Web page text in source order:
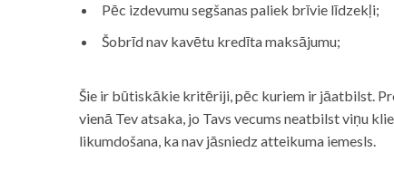
Pēc izdevumu segšanas paliek brīvie līdzekļi;
Šobrīd nav kavētu kredīta maksājumu;
Šie ir būtiskākie kritēriji, pēc kuriem ir jāatbilst.
vienā Tev atsaka, jo Tavs vecums neatbilst viņu
likumdošana, ka nav jāsniedz atteikuma iemesls.